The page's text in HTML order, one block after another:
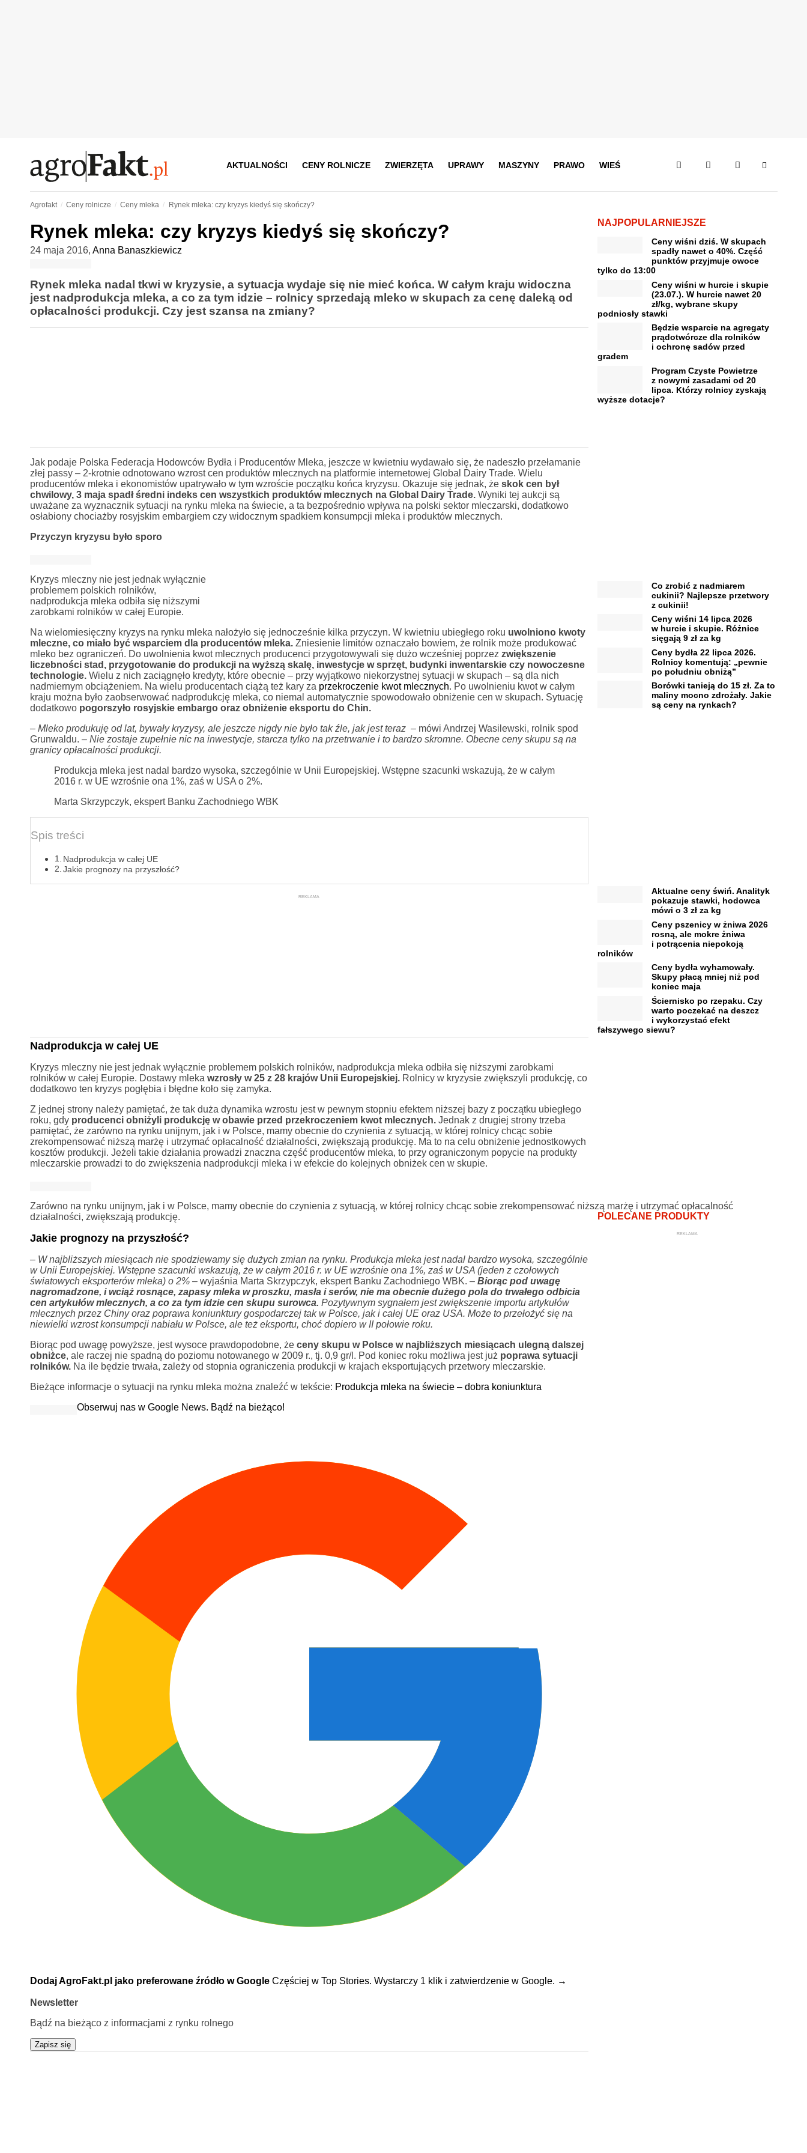
AKTUALNOŚCI CENY ROLNICZE ZWIERZĘTA UPRAWY MASZYNY PRAWO WIEŚ
Agrofakt Ceny rolnicze Ceny mleka Rynek mleka: czy kryzys kiedyś się skończy?
Rynek mleka: czy kryzys kiedyś się skończy?
24 maja 2016, Anna Banaszkiewicz
Rynek mleka nadal tkwi w kryzysie, a sytuacja wydaje się nie mieć końca. W całym kraju widoczna
jest nadprodukcja mleka, a co za tym idzie – rolnicy sprzedają mleko w skupach za cenę daleką od
opłacalności produkcji. Czy jest szansa na zmiany?
Jak podaje Polska Federacja Hodowców Bydła i Producentów Mleka, jeszcze w kwietniu wydawało się, że nadeszło przełamanie
złej passy –2-krotnie odnotowano wzrost cen produktów mlecznych na platformie internetowej Global Dairy Trade. Wielu
producentów mleka i ekonomistów upatrywało w tym wzroście początku końca kryzysu. Okazuje się jednak, żeskok cen był
chwilowy, 3 maja spadł średni indeks cen wszystkich produktów mlecznych na Global Dairy Trade.Wyniki tej aukcji są
uważane za wyznacznik sytuacji na rynku mleka na świecie, a ta bezpośrednio wpływa na polski sektor mleczarski, dodatkowo
osłabiony chociażby rosyjskim embargiem czy widocznym spadkiem konsumpcji mleka i produktów mlecznych.
Przyczyn kryzysu było sporo
Kryzys mleczny nie jest jednak wyłącznie
problemem polskich rolników,
nadprodukcja mleka odbiła się niższymi
zarobkami rolników w całej Europie.
Na wielomiesięczny kryzys na rynku mleka nałożyło się jednocześnie kilka przyczyn. W kwietniu ubiegłego roku uwolniono kwoty
mleczne, co miało być wsparciem dla producentów mleka.Zniesienie limitów oznaczało bowiem, że rolnik może produkować
mleko bez ograniczeń. Do uwolnienia kwot mlecznych producenci przygotowywali się dużo wcześniej poprzez zwiększenie
liczebności stad, przygotowanie do produkcji na wyższą skalę, inwestycje w sprzęt, budynki inwentarskie czy nowoczesne
technologie.Wielu z nich zaciągnęło kredyty, które obecnie – przy wyjątkowo niekorzystnej sytuacji w skupach – są dla nich
nadmiernym obciążeniem. Na wielu producentach ciążą też kary za przekroczenie kwot mlecznych. Po uwolnieniu kwot w całym
kraju można było zaobserwować nadprodukcję mleka, co niemal automatycznie spowodowało obniżenie cen w skupach. Sytuację
dodatkowopogorszyło rosyjskie embargo oraz obniżenie eksportu do Chin.
– Mleko produkuję od lat, bywały kryzysy, ale jeszcze nigdy nie było tak źle, jak jest teraz– mówi Andrzej Wasilewski, rolnik spod
Grunwaldu. – Nie zostaje zupełnie nic na inwestycje, starcza tylko na przetrwanie i to bardzo skromne. Obecne ceny skupu są na
granicy opłacalności produkcji.
Produkcja mleka jest nadal bardzo wysoka, szczególnie w Unii Europejskiej. Wstępne szacunki wskazują, że w całym
2016 r. w UE wzrośnie ona 1%, zaś w USA o 2%.
Marta Skrzypczyk, ekspert Banku Zachodniego WBK
Spis treści
Nadprodukcja w całej UE
Jakie prognozy na przyszłość?
REKLAMA
Nadprodukcja w całej UE
Kryzys mleczny nie jest jednak wyłącznie problemem polskich rolników, nadprodukcja mleka odbiła się niższymi zarobkami
rolników w całej Europie. Dostawy mleka wzrosły w 25 z 28 krajów Unii Europejskiej.Rolnicy w kryzysie zwiększyli produkcję, co
dodatkowo ten kryzys pogłębia i błędne koło się zamyka.
Z jednej strony należy pamiętać, że tak duża dynamika wzrostu jest w pewnym stopniu efektem niższej bazy z początku ubiegłego
roku, gdy producenci obniżyli produkcję w obawie przed przekroczeniem kwot mlecznych.Jednak z drugiej strony trzeba
pamiętać, że zarówno na rynku unijnym, jak i w Polsce, mamy obecnie do czynienia z sytuacją, w której rolnicy chcąc sobie
zrekompensować niższą marżę i utrzymać opłacalność działalności, zwiększają produkcję. Ma to na celu obniżenie jednostkowych
kosztów produkcji. Jeżeli takie działania prowadzi znaczna część producentów mleka, to przy ograniczonym popycie na produkty
mleczarskie prowadzi to do zwiększenia nadprodukcji mleka i w efekcie do kolejnych obniżek cen w skupie.
Zarówno na rynku unijnym, jak i w Polsce, mamy obecnie do czynienia z sytuacją, w której rolnicy chcąc sobie zrekompensować niższą marżę i utrzymać opłacalność
działalności, zwiększają produkcję.
Jakie prognozy na przyszłość?
– W najbliższych miesiącach nie spodziewamy się dużych zmian na rynku. Produkcja mleka jest nadal bardzo wysoka, szczególnie
w Unii Europejskiej. Wstępne szacunki wskazują, że w całym 2016 r. w UE wzrośnie ona 1%, zaś w USA (jeden z czołowych
światowych eksporterów mleka) o 2% –wyjaśnia Marta Skrzypczyk, ekspert Banku Zachodniego WBK. – Biorąc pod uwagę
nagromadzone, i wciąż rosnące, zapasy mleka w proszku, masła i serów, nie ma obecnie dużego pola do trwałego odbicia
cen artykułów mlecznych, a co za tym idzie cen skupu surowca. Pozytywnym sygnałem jest zwiększenie importu artykułów
mlecznych przez Chiny oraz poprawa koniunktury gospodarczej tak w Polsce, jak i całej UE oraz USA. Może to przełożyć się na
niewielki wzrost konsumpcji nabiału w Polsce, ale też eksportu, choć dopiero w II połowie roku.
Biorąc pod uwagę powyższe, jest wysoce prawdopodobne, że ceny skupu w Polsce w najbliższych miesiącach ulegną dalszej
obniżce, ale raczej nie spadną do poziomu notowanego w 2009 r., tj. 0,9 gr/l. Pod koniec roku możliwa jest już poprawa sytuacji
rolników.Na ile będzie trwała, zależy od stopnia ograniczenia produkcji w krajach eksportujących przetwory mleczarskie.
Bieżące informacje o sytuacji na rynku mleka można znaleźć w tekście: Produkcja mleka na świecie – dobra koniunktura
Obserwuj nas w Google News. Bądź na bieżąco!
Dodaj AgroFakt.pl jako preferowane źródło w Google Częściej w Top Stories. Wystarczy 1 klik i zatwierdzenie w Google. →
Newsletter
Bądź na bieżąco z informacjami z rynku rolnego
Zapisz się
NAJPOPULARNIEJSZE
Ceny wiśni dziś. W skupach
spadły nawet o 40%. Część
punktów przyjmuje owoce
tylko do 13:00
Ceny wiśni w hurcie i skupie
(23.07.). W hurcie nawet 20
zł/kg, wybrane skupy
podniosły stawki
Będzie wsparcie na agregaty
prądotwórcze dla rolników
i ochronę sadów przed
gradem
Program Czyste Powietrze
z nowymi zasadami od 20
lipca. Którzy rolnicy zyskają
wyższe dotacje?
Co zrobić z nadmiarem
cukinii? Najlepsze przetwory
z cukinii!
Ceny wiśni 14 lipca 2026
w hurcie i skupie. Różnice
sięgają 9 zł za kg
Ceny bydła 22 lipca 2026.
Rolnicy komentują: „pewnie
po południu obniżą”
Borówki tanieją do 15 zł. Za to
maliny mocno zdrożały. Jakie
są ceny na rynkach?
Aktualne ceny świń. Analityk
pokazuje stawki, hodowca
mówi o 3 zł za kg
Ceny pszenicy w żniwa 2026
rosną, ale mokre żniwa
i potrącenia niepokoją
rolników
Ceny bydła wyhamowały.
Skupy płacą mniej niż pod
koniec maja
Ściernisko po rzepaku. Czy
warto poczekać na deszcz
i wykorzystać efekt
fałszywego siewu?
POLECANE PRODUKTY
REKLAMA